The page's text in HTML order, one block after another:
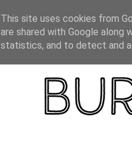
This site uses cookies from
are shared with Google along
statistics, and to detect and